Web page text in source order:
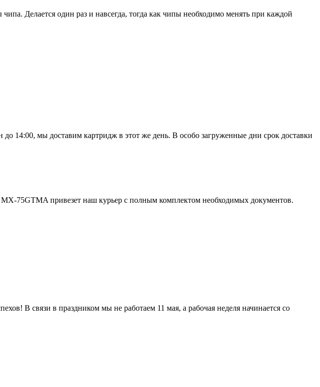
Делается один раз и навсегда, тогда как чипы необходимо менять при каждой
14:00, мы доставим картридж в этот же день. В особо загруженные дни срок доставки
75GTMA привезет наш курьер с полным комплектом необходимых документов.
В связи в праздником мы не работаем 11 мая, а рабочая неделя начинается со